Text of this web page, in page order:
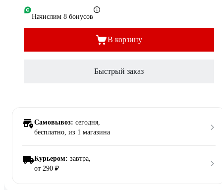
Начислим 8 бонусов
В корзину
Быстрый заказ
Самовывоз: сегодня,
бесплатно, из 1 магазина
Курьером: завтра,
от 290 ₽